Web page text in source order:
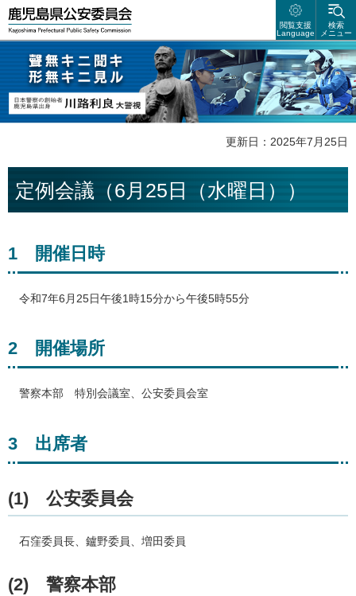
鹿児島県公安委員会
検索
メニュー
閲覧支援
Language
聲無キニ聴キ 形無キニ見ル 日本警察の創始者 鹿児島県出身 川路利良
大警視
更新日：2025年7月25日
定例会議（6月25日（水曜日））
1 開催日時
令和7年6月25日午後1時15分から午後5時55分
2 開催場所
警察本部 特別会議室、公安委員会室
3 出席者
(1) 公安委員会
石窪委員長、鑪野委員、増田委員
(2) 警察本部